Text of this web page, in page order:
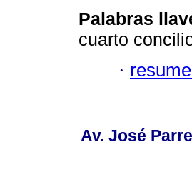
Palabras
cuarto
·
Av. José